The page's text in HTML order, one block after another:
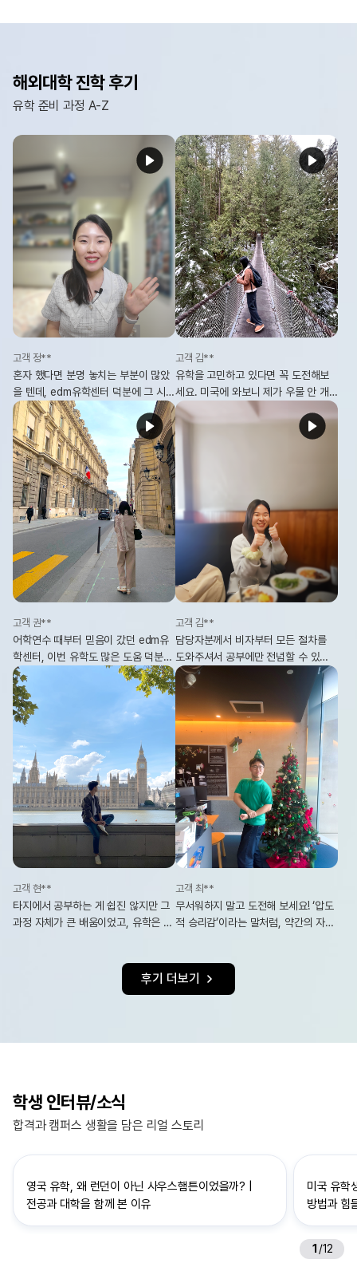
해외대학 진학 후기
유학 준비 과정 A-Z
고객 정**
혼자 했다면 분명 놓치는 부분이 많았
을 텐데, edm유학센터 덕분에 그 시간
에 좀 더 유학을 잘 준비할 수 있었어
요.
고객 김**
유학을 고민하고 있다면 꼭 도전해보
세요. 미국에 와보니 제가 우물 안 개
구리였다는 걸 느꼈어요. 여러분이 몰
랐던 더 넓고 멋진 세상이 분명 기다리
고객 권**
어학연수 때부터 믿음이 갔던 edm유
학센터, 이번 유학도 많은 도움 덕분에
수월하게 준비할 수 있었고 없었으면
정말 힘들었을 거예요.
고객 김**
담당자분께서 비자부터 모든 절차를
도와주셔서 공부에만 전념할 수 있었
고, 런던 지사 덕분에 시차 걱정 없이
언제든 도움을 받을 수 있었어요.
고객 현**
타지에서 공부하는 게 쉽진 않지만 그
과정 자체가 큰 배움이었고, 유학은 분
고객 최**
무서워하지 말고 도전해 보세요! ‘압도
적 승리감’이라는 말처럼, 약간의 자신
후기 더보기
학생 인터뷰/소식
합격과 캠퍼스 생활을 담은 리얼 스토리
영국 유학, 왜 런던이 아닌 사우스햄튼이었을까? |
전공과 대학을 함께 본 이유
미국 유학
방법과 힘
1 /12